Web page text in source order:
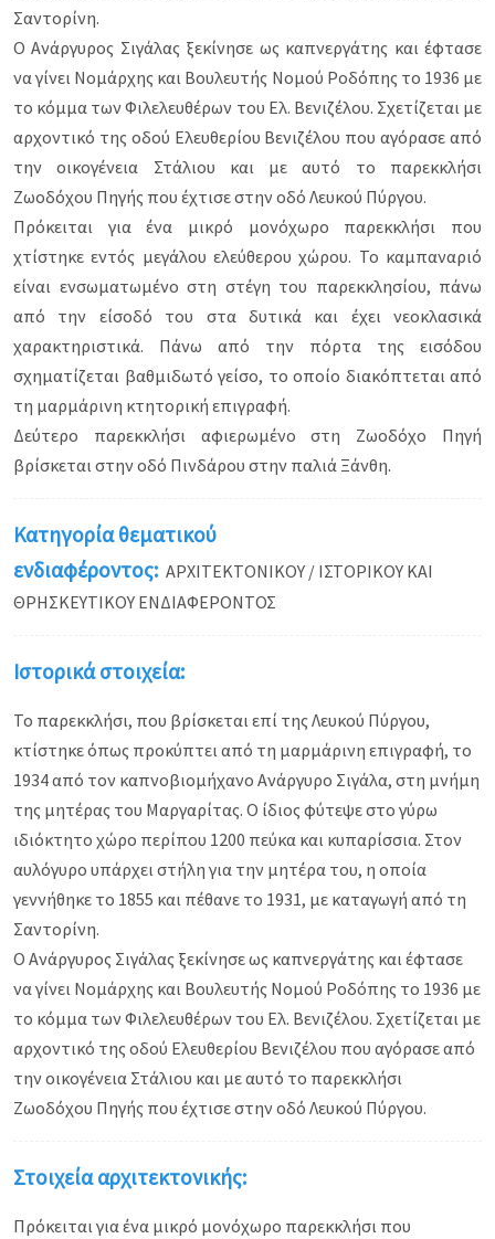
Σαντορίνη.
Ο Ανάργυρος Σιγάλας ξεκίνησε ως καπνεργάτης και έφτασε
να γίνει Νομάρχης και Βουλευτής Νομού Ροδόπης το 1936 με
το κόμμα των Φιλελευθέρων του Ελ. Βενιζέλου. Σχετίζεται με
αρχοντικό της οδού Ελευθερίου Βενιζέλου που αγόρασε από
την οικογένεια Στάλιου και με αυτό το παρεκκλήσι
Ζωοδόχου Πηγής που έχτισε στην οδό Λευκού Πύργου.
Πρόκειται για ένα μικρό μονόχωρο παρεκκλήσι που
χτίστηκε εντός μεγάλου ελεύθερου χώρου. Το καμπαναριό
είναι ενσωματωμένο στη στέγη του παρεκκλησίου, πάνω
από την είσοδό του στα δυτικά και έχει νεοκλασικά
χαρακτηριστικά. Πάνω από την πόρτα της εισόδου
σχηματίζεται βαθμιδωτό γείσο, το οποίο διακόπτεται από
τη μαρμάρινη κτητορική επιγραφή.
Δεύτερο παρεκκλήσι αφιερωμένο στη Ζωοδόχο Πηγή
βρίσκεται στην οδό Πινδάρου στην παλιά Ξάνθη.
Κατηγορία θεματικού
ενδιαφέροντος: ΑΡΧΙΤΕΚΤΟΝΙΚΟΥ / ΙΣΤΟΡΙΚΟΥ ΚΑΙ
ΘΡΗΣΚΕΥΤΙΚΟΥ ΕΝΔΙΑΦΕΡΟΝΤΟΣ
Ιστορικά στοιχεία:
Το παρεκκλήσι, που βρίσκεται επί της Λευκού Πύργου,
κτίστηκε όπως προκύπτει από τη μαρμάρινη επιγραφή, το
1934 από τον καπνοβιομήχανο Ανάργυρο Σιγάλα, στη μνήμη
της μητέρας του Μαργαρίτας. Ο ίδιος φύτεψε στο γύρω
ιδιόκτητο χώρο περίπου 1200 πεύκα και κυπαρίσσια. Στον
αυλόγυρο υπάρχει στήλη για την μητέρα του, η οποία
γεννήθηκε το 1855 και πέθανε το 1931, με καταγωγή από τη
Σαντορίνη.
Ο Ανάργυρος Σιγάλας ξεκίνησε ως καπνεργάτης και έφτασε
να γίνει Νομάρχης και Βουλευτής Νομού Ροδόπης το 1936 με
το κόμμα των Φιλελευθέρων του Ελ. Βενιζέλου. Σχετίζεται με
αρχοντικό της οδού Ελευθερίου Βενιζέλου που αγόρασε από
την οικογένεια Στάλιου και με αυτό το παρεκκλήσι
Ζωοδόχου Πηγής που έχτισε στην οδό Λευκού Πύργου.
Στοιχεία αρχιτεκτονικής:
Πρόκειται για ένα μικρό μονόχωρο παρεκκλήσι που